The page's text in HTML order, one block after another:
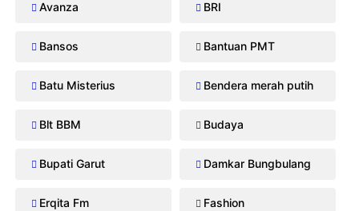
Avanza BRI
Bansos Bantuan PMT
Batu Misterius Bendera merah putih
Blt BBM Budaya
Bupati Garut Damkar Bungbulang
Erqita Fm Fashion